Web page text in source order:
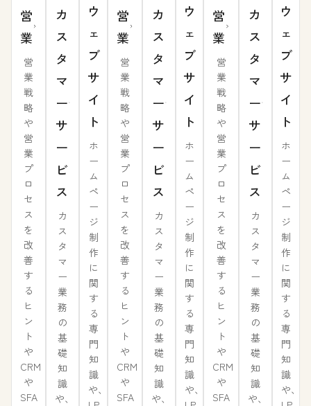
営
業
営
業
戦
略
や
営
業
プ
ロ
セ
ス
を
改
善
す
る
ヒ
ン
ト
や
CRM
や
SFA
カ
ス
タ
マ
ー
サ
ー
ビ
ス
カ
ス
タ
マ
ー
業
務
の
基
礎
知
識
や、
ウ
ェ
ブ
サ
イ
ト
ホ
ー
ム
ペ
ー
ジ
制
作
に
関
す
る
専
門
知
識
や、
営
業
営
業
戦
略
や
営
業
プ
ロ
セ
ス
を
改
善
す
る
ヒ
ン
ト
や
CRM
や
SFA
カ
ス
タ
マ
ー
サ
ー
ビ
ス
カ
ス
タ
マ
ー
業
務
の
基
礎
知
識
や、
ウ
ェ
ブ
サ
イ
ト
ホ
ー
ム
ペ
ー
ジ
制
作
に
関
す
る
専
門
知
識
や、
営
業
営
業
戦
略
や
営
業
プ
ロ
セ
ス
を
改
善
す
る
ヒ
ン
ト
や
CRM
や
SFA
カ
ス
タ
マ
ー
サ
ー
ビ
ス
カ
ス
タ
マ
ー
業
務
の
基
礎
知
識
や、
ウ
ェ
ブ
サ
イ
ト
ホ
ー
ム
ペ
ー
ジ
制
作
に
関
す
る
専
門
知
識
や、